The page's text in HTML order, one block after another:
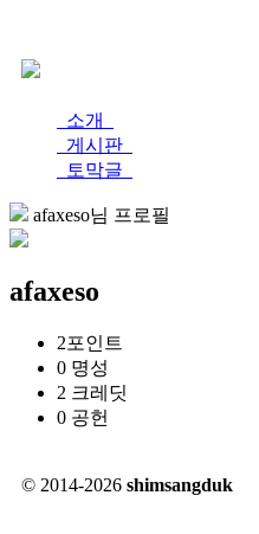
소개
게시판
토막글
afaxeso님 프로필
afaxeso
2포인트
0 명성
2 크레딧
0 공헌
© 2014-2026 shimsangduk